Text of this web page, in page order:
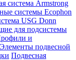
система Armstrong
системы Ecophon
USG Donn
для подсистемы
и
Элементы подвесной
Подвесная